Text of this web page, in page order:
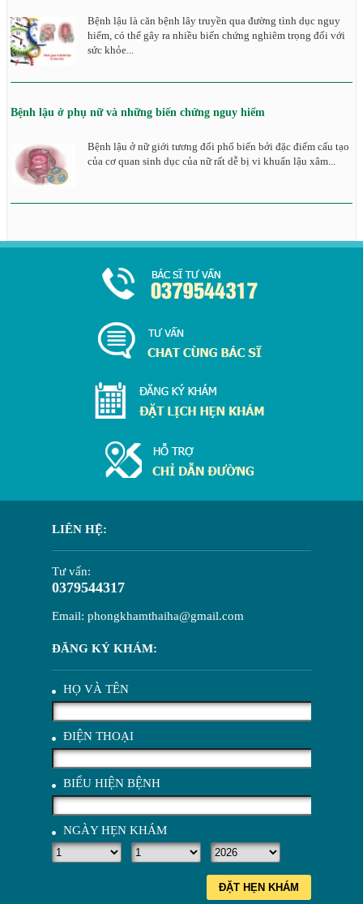
Bệnh lậu là căn bệnh lây truyền qua đường tình dục nguy
hiểm, có thể gây ra nhiều biến chứng nghiêm trọng đối với
sức khỏe...
Bệnh lậu ở phụ nữ và những biến chứng nguy hiểm
Bệnh lậu ở nữ giới tương đối phổ biến bởi đặc điểm cấu tạo
của cơ quan sinh dục của nữ rất dễ bị vi khuẩn lậu xâm...
LIÊN HỆ:
Tư vấn:
0379544317
Email: phongkhamthaiha@gmail.com
ĐĂNG KÝ KHÁM:
HỌ VÀ TÊN
ĐIỆN THOẠI
BIỂU HIỆN BỆNH
NGÀY HẸN KHÁM
ĐẶT HẸN KHÁM